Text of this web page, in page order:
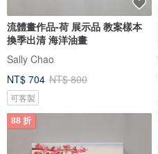
流體畫作品-荷 展示品 教案樣本
換季出清 海洋油畫
Sally Chao
NT$ 704 NT$ 800
可客製
88 折